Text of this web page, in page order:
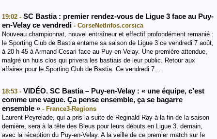
19:02 - SC Bastia : premier rendez-vous de Ligue 3 face au Puy-
en-Velay ce vendredi - CorseNetInfos.corsica
Nouveau championnat, nouvel entraîneur et effectif profondément remanié :
le Sporting Club de Bastia entame sa saison de Ligue 3 ce vendredi 7 août,
à 20 h 45 à Armand-Cesari face au Puy-en-Velay. Une première attendue,
malgré un huis clos qui privera les bastiais de leur public. Retour aux
affaires pour le Sporting Club de Bastia. Ce vendredi 7…
18:53 - VIDÉO. SC Bastia – Puy-en-Velay : « une équipe, c’est
comme une vague. Ça pense ensemble, ça se bagarre
ensemble » - France3-Regions
Laurent Peyrelade, qui a pris la suite de Reginald Ray à la fin de la saison
dernière, sera à la tête des Bleus pour leurs débuts en Ligue 3, demain,
avec la réception du Puy-en-Velay. A la veille de ce premier match sur le